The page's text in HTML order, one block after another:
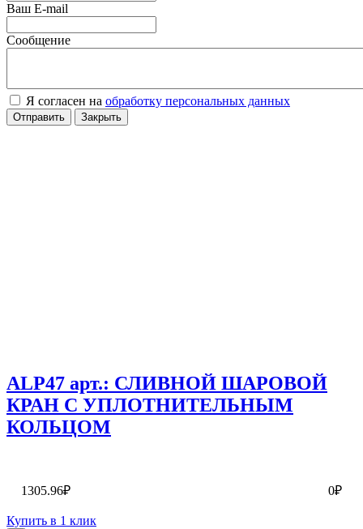
Ваш E-mail
Сообщение
Я согласен на обработку персональных данных
Отправить Закрыть
ALP47 арт.: СЛИВНОЙ ШАРОВОЙ
КРАН С УПЛОТНИТЕЛЬНЫМ
КОЛЬЦОМ
1305.96₽ 0₽
Купить в 1 клик